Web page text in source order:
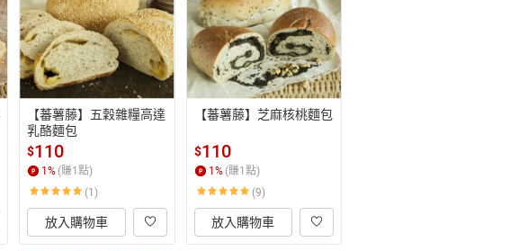
【蕃薯藤】五穀雜糧高達
乳酪麵包
$110
1% (賺1點)
(1)
放入購物車
【蕃薯藤】芝麻核桃麵包
$110
1% (賺1點)
(9)
放入購物車